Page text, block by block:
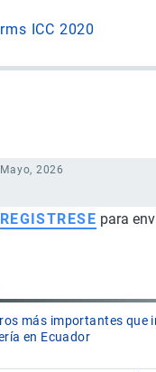
ICC 2020
2026
REGISTRESE para
más importantes que
en Ecuador